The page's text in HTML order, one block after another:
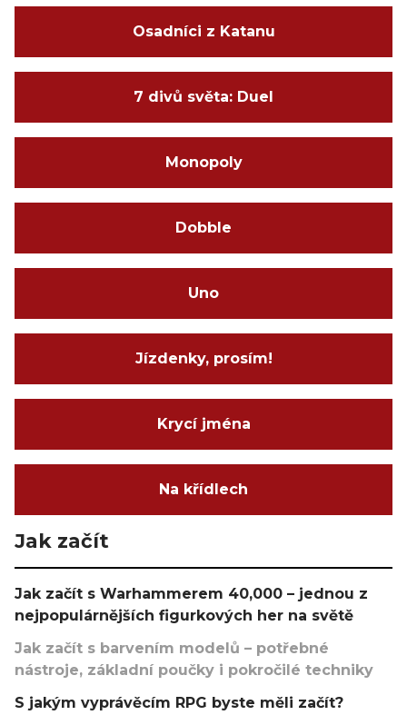
Osadníci z Katanu
7 divů světa: Duel
Monopoly
Dobble
Uno
Jízdenky, prosím!
Krycí jména
Na křídlech
Jak začít
Jak začít s Warhammerem 40,000 – jednou z
nejpopulárnějších figurkových her na světě
Jak začít s barvením modelů – potřebné
nástroje, základní poučky i pokročilé techniky
S jakým vyprávěcím RPG byste měli začít?